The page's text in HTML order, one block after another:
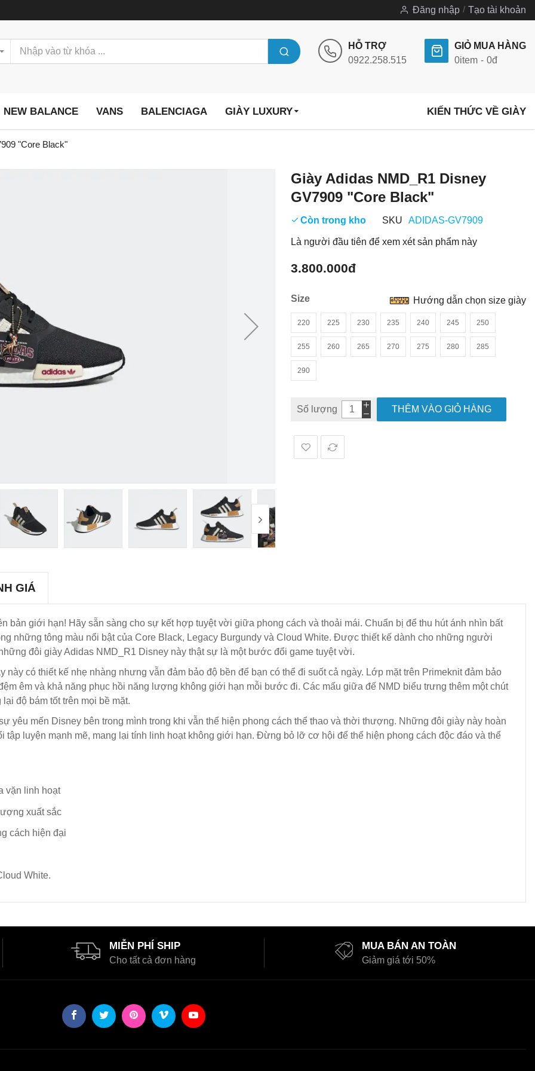
Đăng nhập Tạo tài khoản
HỖ TRỢ
0922.258.515
GIỎ MUA HÀNG
0item 0đ
NEW BALANCE VANS BALENCIAGA GIÀY LUXURY KIẾN THỨC VỀ GIÀY
"Core Black"
Giày Adidas NMD_R1 Disney
GV7909 "Core Black"
Còn trong kho SKU ADIDAS-GV7909
Là người đầu tiên để xem xét sản phẩm này
3.800.000đ
Size
220 225 230 235 240 245 250
255 260 265 270 275 280 285
290
Hướng dẫn chọn size giày
Số lượng THÊM VÀO GIỎ HÀNG
Chuyển
phần
hình
GIÁ
bản giới hạn! Hãy sẵn sàng cho sự kết hợp tuyệt vời giữa phong cách và thoải mái. Chuẩn bị để thu hút ánh nhìn bất
những tông màu nổi bật của Core Black, Legacy Burgundy và Cloud White. Được thiết kế dành cho những người
đôi giày Adidas NMD_R1 Disney này thật sự là một bước đổi game tuyệt vời.
có thiết kế nhẹ nhàng nhưng vẫn đảm bảo độ bền để bạn có thể đi suốt cả ngày. Lớp mặt trên Primeknit đảm bảo
êm và khả năng phục hồi năng lượng không giới hạn mỗi bước đi. Các mấu giữa đế NMD biểu trưng thêm một chút
độ bám tốt trên mọi bề mặt.
yêu mến Disney bên trong mình trong khi vẫn thể hiện phong cách thể thao và thời thượng. Những đôi giày này hoàn
luyện mạnh mẽ, mang lại tính linh hoạt không giới hạn. Đừng bỏ lỡ cơ hội để thể hiện phong cách độc đáo và thể
vặn linh hoạt
xuất sắc
cách hiện đại
White.
MIỄN PHÍ SHIP
Cho tất cả đơn hàng
MUA BÁN AN TOÀN
Giảm giá tới 50%